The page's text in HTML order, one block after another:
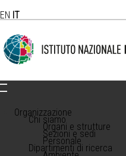
EN IT
Organizzazione
Chi siamo
Organi e strutture
Sezioni e sedi
Personale
Dipartimenti di ricerca